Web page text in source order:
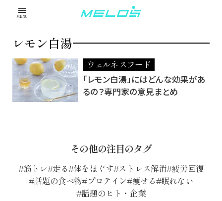
MENU
レモン白湯
ウェルネスフード
「レモン白湯」にはどんな効果があ
るの？専門家の意見まとめ
その他の注目のタグ
筋トレ 走る 体をほぐす ストレス解消 疲労回復
話題の食べ物 プロテイン 痩せる 眠れない
話題のヒト・企業